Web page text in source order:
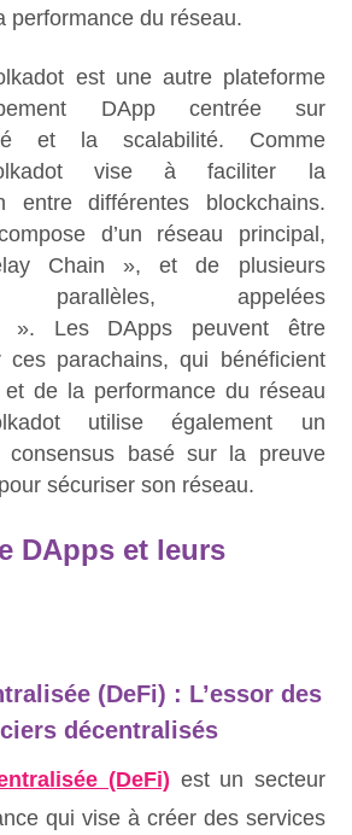
performance du réseau.
est une autre plateforme
DApp centrée sur
et la scalabilité. Comme
vise à faciliter la
entre différentes blockchains.
d’un réseau principal,
Chain », et de plusieurs
parallèles, appelées
». Les DApps peuvent être
ces parachains, qui bénéficient
de la performance du réseau
utilise également un
consensus basé sur la preuve
sécuriser son réseau.
DApps et leurs
(DeFi) : L’essor des
décentralisés
(DeFi) est un secteur
qui vise à créer des services